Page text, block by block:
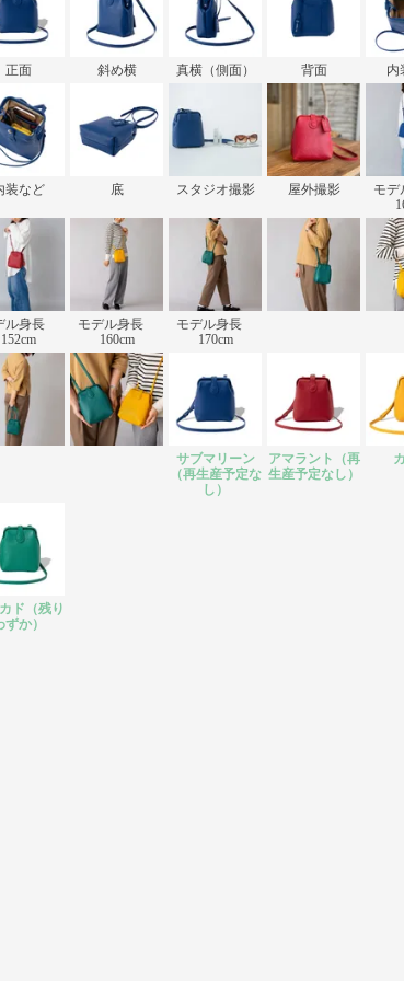
正面 斜め横 真横（側面） 背面 内
装など 底 スタジオ撮影 屋外撮影
モ
ル身長
152cm
モデル身長
160cm
モデル身長
170cm
サブマリーン
（再生産予定な
し）
アマラント（再
生産予定なし）
ド（残り
ずか）